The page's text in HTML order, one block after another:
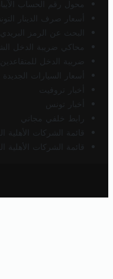
محول رقم الحساب
أسعار صرف الدينار
البحث عن الرمز
محاكي ضريبة الدخل
ضريبة الدخل
أسعار السيارات
أخبار تروفيت
أخبار تونس
رابط خلفي مجاني
قائمة الشركات الأهلية
قائمة الشركات الأهلية